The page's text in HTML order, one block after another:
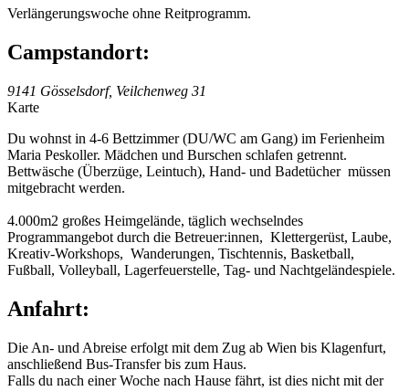
Verlängerungswoche ohne Reitprogramm.
Campstandort:
9141 Gösselsdorf, Veilchenweg 31
Karte
Du wohnst in 4-6 Bettzimmer (DU/WC am Gang) im Ferienheim
Maria Peskoller. Mädchen und Burschen schlafen getrennt.
Bettwäsche (Überzüge, Leintuch), Hand- und Badetücher müssen
mitgebracht werden.
4.000m2 großes Heimgelände, täglich wechselndes
Programmangebot durch die Betreuer:innen, Klettergerüst, Laube,
Kreativ-Workshops, Wanderungen, Tischtennis, Basketball,
Fußball, Volleyball, Lagerfeuerstelle, Tag- und Nachtgeländespiele.
Anfahrt:
Die An- und Abreise erfolgt mit dem Zug ab Wien bis Klagenfurt,
anschließend Bus-Transfer bis zum Haus.
Falls du nach einer Woche nach Hause fährt, ist dies nicht mit der